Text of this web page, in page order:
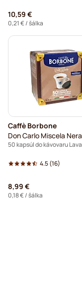
10,59 €
0,21 €/ šálka
Caffè Borbone
Don Carlo Miscela Nera
4.5(16)
8,99 €
0,18 €/ šálka